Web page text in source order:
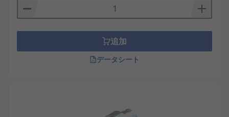
追加
データシート